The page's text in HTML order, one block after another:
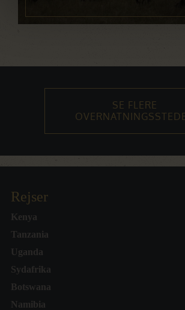
SE FLERE
Rejser
Kenya
Tanzania
Uganda
Sydafrika
Botswana
Namibia